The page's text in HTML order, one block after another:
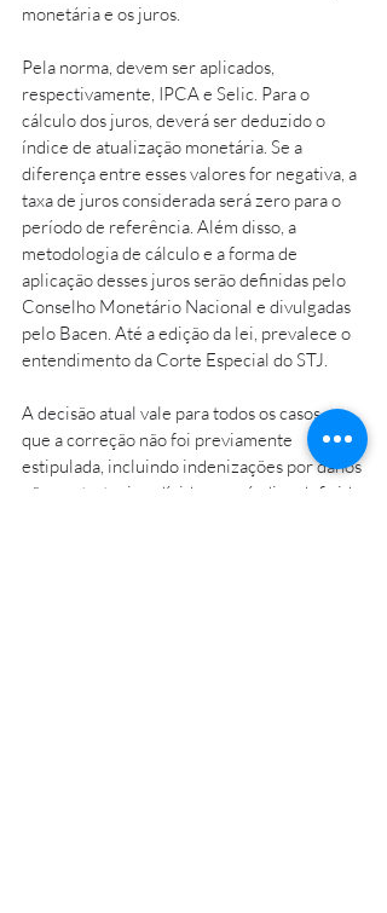
monetária e os juros.
Pela norma, devem ser aplicados,
respectivamente, IPCA e Selic. Para o
cálculo dos juros, deverá ser deduzido o
índice de atualização monetária. Se a
diferença entre esses valores for negativa, a
taxa de juros considerada será zero para o
período de referência. Além disso, a
metodologia de cálculo e a forma de
aplicação desses juros serão definidas pelo
Conselho Monetário Nacional e divulgadas
pelo Bacen. Até a edição da lei, prevalece o
entendimento da Corte Especial do STJ.
A decisão atual vale para todos os casos em
que a correção não foi previamente
estipulada, incluindo indenizações por danos
não contratuais e dívidas sem índice definido.